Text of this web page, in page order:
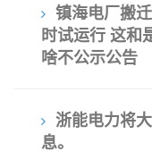
镇海电厂搬
时试运行 这和
啥不公示公告
浙能电力将
息。